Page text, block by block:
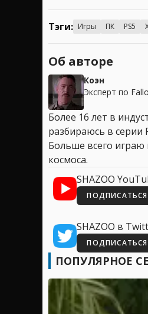
Тэги: Игры ПК PS5
Об авторе
Коэн
Эксперт по
Более 16 лет в
разбираюсь в серии
Больше всего играю
космоса.
SHAZOO
ПОДПИСАТЬСЯ
SHAZOO в
ПОДПИСАТЬСЯ
ПОПУЛЯРНОЕ